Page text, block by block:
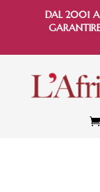
DAL 2001